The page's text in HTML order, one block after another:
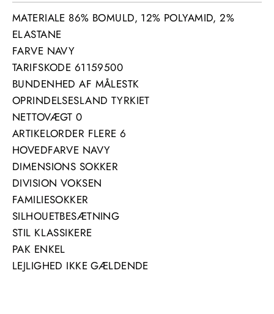
MATERIALE 86% BOMULD, 12% POLYAMID, 2%
ELASTANE
FARVE NAVY
TARIFSKODE 61159500
BUNDENHED AF MÅLESTK
OPRINDELSESLAND TYRKIET
NETTOVÆGT 0
ARTIKELORDER FLERE 6
HOVEDFARVE NAVY
DIMENSIONS SOKKER
DIVISION VOKSEN
FAMILIESOKKER
SILHOUETBESÆTNING
STIL KLASSIKERE
PAK ENKEL
LEJLIGHED IKKE GÆLDENDE